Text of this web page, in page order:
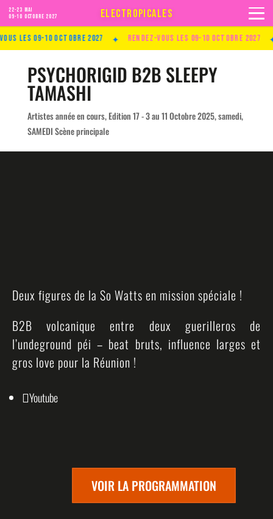
22-23 MAI
09-10 Octobre 2027
ELECTROPICALES
les 09-10 Octobre 2027 Rendez-vous les 09-10 Octobre 2027
PSYCHORIGID B2B SLEEPY
TAMASHI
Artistes année en cours,Edition 17 - 3 au 11 Octobre 2025,samedi,
SAMEDI Scène principale
Deux figures de la So Watts en mission spéciale !
B2B volcanique entre deux guerilleros de
l’undeground péi – beat bruts, influence larges et
gros love pour la Réunion !
Youtube
VOIR LA PROGRAMMATION